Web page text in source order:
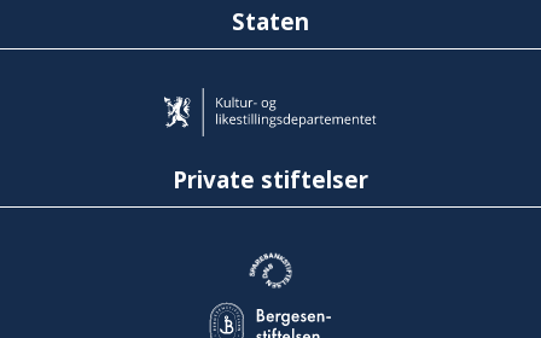
Staten
Private stiftelser